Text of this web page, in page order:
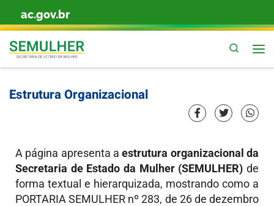
Skip to content
ac.gov.br
Estrutura Organizacional
A página apresenta aestrutura organizacional da
Secretaria de Estado da Mulher (SEMULHER) de
forma textual e hierarquizada, mostrando como a
PORTARIA SEMULHER nº 283, de 26 de dezembro